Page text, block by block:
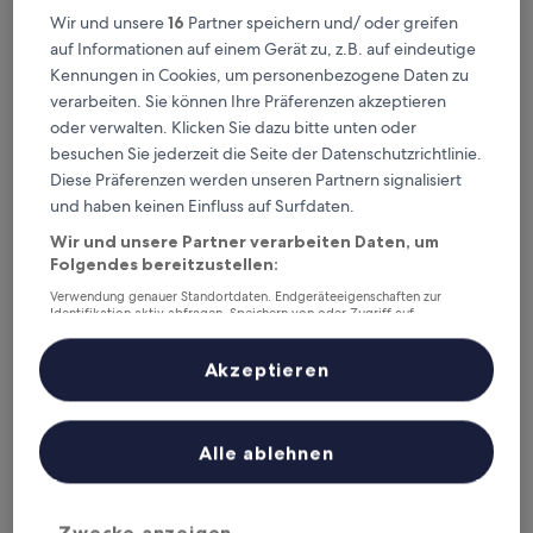
Best Western Raphael Hotel Altona
Best Western Raphael Hotel Altona
3.5-
Sterne-
Unterkunft
Weniger als 0,1 km von Bahnhof Hamburg-Altona entfernt
8.2
von
10,
gut,
(676
Bewertungen)
8,2/10 Sehr gut (676 Bewertungen)
30. Aug.–31. Aug.
Hotel Central
Wir und unsere16 Partner speichern und/ oder greifen
auf Informationen auf einem Gerät zu, z.B. auf eindeutige
Kennungen in Cookies, um personenbezogene Daten zu
verarbeiten. Sie können Ihre Präferenzen akzeptieren
oder verwalten. Klicken Sie dazu bitte unten oder
besuchen Sie jederzeit die Seite der Datenschutzrichtlinie.
Diese Präferenzen werden unseren Partnern signalisiert
und haben keinen Einfluss auf Surfdaten.
Wir und unsere Partner verarbeiten Daten, um
Folgendes bereitzustellen:
Verwendung genauer Standortdaten. Endgeräteeigenschaften zur
Identifikation aktiv abfragen. Speichern von oder Zugriff auf
Inhalte, Messung von Werbeleistung und der Performance von Inhalten,
Zielgruppenforschung sowie Entwicklung und Verbesserung von
Liste der Partner (Lieferanten)
Alle ablehnen
Akzeptieren